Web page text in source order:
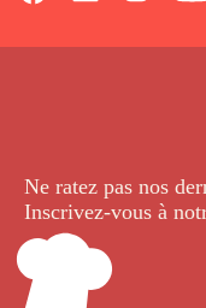
Ne ratez pas nos
Inscrivez-vous à